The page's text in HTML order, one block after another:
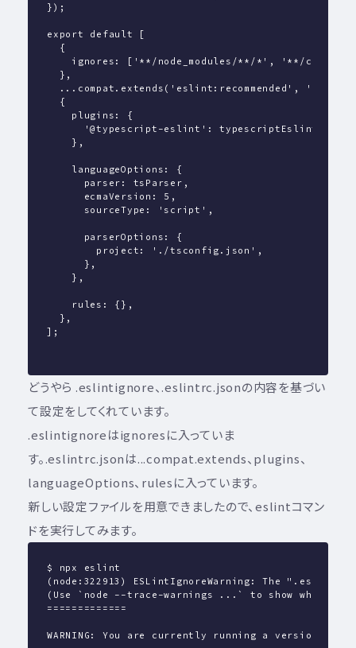
});
export default [
  {
ignores: ['**/node_modules/**/*', '**/
  },
...compat.extends('eslint:recommended',
  {
    plugins: {
      '@typescript-eslint': typescriptEslint,
    },
    languageOptions: {
      parser: tsParser,
      ecmaVersion: 5,
      sourceType: 'script',
      parserOptions: {
        project: './tsconfig.json',
      },
    },
    rules: {},
  },
];
どうやら .eslintignore、.eslintrc.jsonの内容を基づい
て設定をしてくれています。
.eslintignoreはignoresに入っていま
す。.eslintrc.jsonは...compat.extends、plugins、
languageOptions、rulesに入っています。
新しい設定ファイルを用意できましたので、eslintコマン
ドを実行してみます。
$ npx eslint
(node:322913) ESLintIgnoreWarning: The
(Use `node --trace-warnings ...` to show where the
=============
WARNING: You are currently running a version